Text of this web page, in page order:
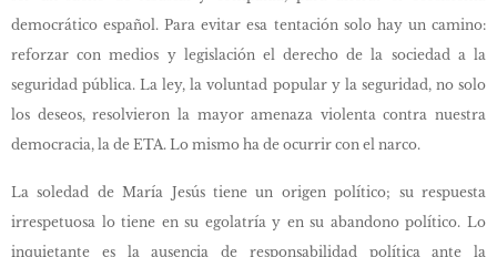
democrático español. Para evitar esa tentación solo hay un camino:
reforzar con medios y legislación el derecho de la sociedad a la
seguridad pública. La ley, la voluntad popular y la seguridad, no solo
los deseos, resolvieron la mayor amenaza violenta contra nuestra
democracia, la de ETA. Lo mismo ha de ocurrir con el narco.
La soledad de María Jesús tiene un origen político; su respuesta
irrespetuosa lo tiene en su egolatría y en su abandono político. Lo
inquietante es la ausencia de responsabilidad política ante la